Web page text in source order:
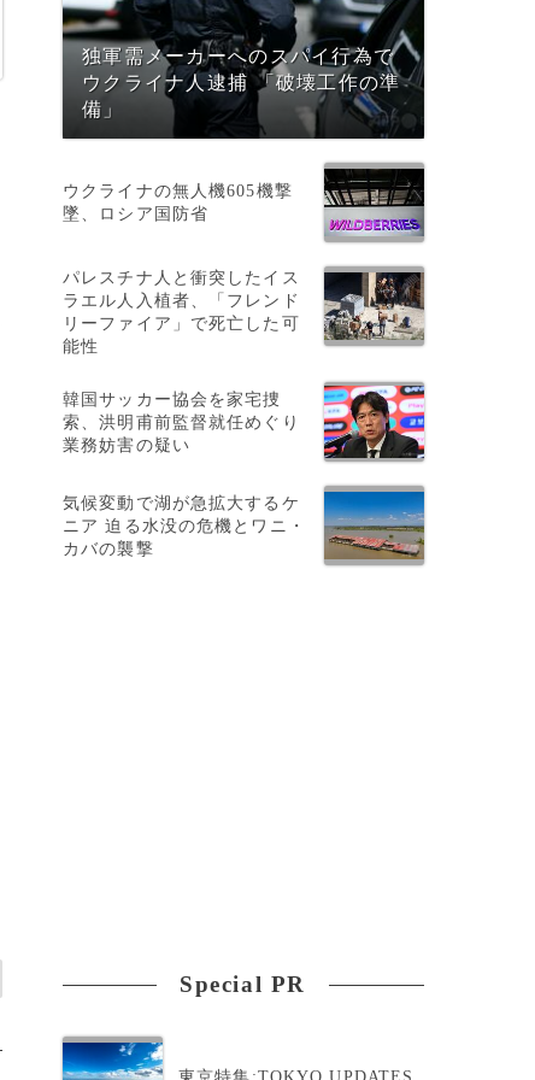
独軍需メーカーへのスパイ行為で
ウクライナ人逮捕 「破壊工作の準
備」
ウクライナの無人機605機撃
墜、ロシア国防省
パレスチナ人と衝突したイス
ラエル人入植者、「フレンド
リーファイア」で死亡した可
能性
韓国サッカー協会を家宅捜
索、洪明甫前監督就任めぐり
業務妨害の疑い
気候変動で湖が急拡大するケ
ニア 迫る水没の危機とワニ・
カバの襲撃
Special PR
東京特集:TOKYO UPDATES